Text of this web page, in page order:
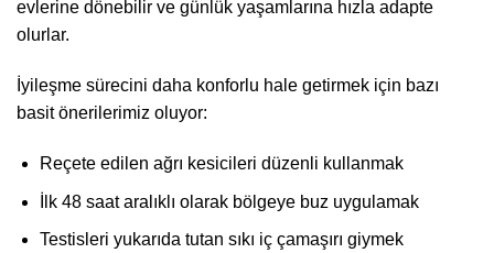
evlerine dönebilir ve günlük yaşamlarına hızla adapte
olurlar.
İyileşme sürecini daha konforlu hale getirmek için bazı
basit önerilerimiz oluyor:
Reçete edilen ağrı kesicileri düzenli kullanmak
İlk 48 saat aralıklı olarak bölgeye buz uygulamak
Testisleri yukarıda tutan sıkı iç çamaşırı giymek